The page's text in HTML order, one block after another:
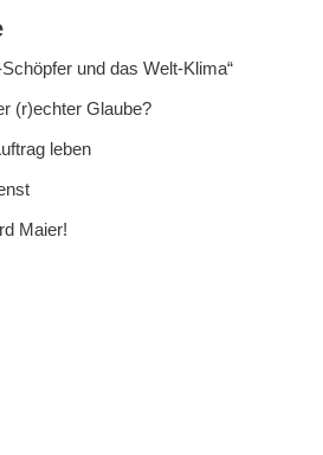
und das Welt-Klima“
(r)echter Glaube?
leben
Maier!